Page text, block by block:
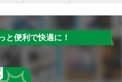
と便利で快適に！